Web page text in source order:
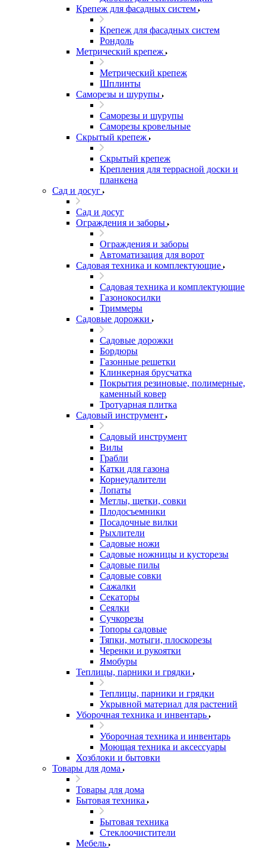
Крепеж для фасадных систем
Крепеж для фасадных систем
Рондоль
Метрический крепеж
Метрический крепеж
Шплинты
Саморезы и шурупы
Саморезы и шурупы
Саморезы кровельные
Скрытый крепеж
Скрытый крепеж
Крепления для террасной доски и
планкена
Сад и досуг
Сад и досуг
Ограждения и заборы
Ограждения и заборы
Автоматизация для ворот
Садовая техника и комплектующие
Садовая техника и комплектующие
Газонокосилки
Триммеры
Садовые дорожки
Садовые дорожки
Бордюры
Газонные решетки
Клинкерная брусчатка
Покрытия резиновые, полимерные,
каменный ковер
Тротуарная плитка
Садовый инструмент
Садовый инструмент
Вилы
Грабли
Катки для газона
Корнеудалители
Лопаты
Метлы, щетки, совки
Плодосъемники
Посадочные вилки
Рыхлители
Садовые ножи
Садовые ножницы и кусторезы
Садовые пилы
Садовые совки
Сажалки
Секаторы
Сеялки
Сучкорезы
Топоры садовые
Тяпки, мотыги, плоскорезы
Черенки и рукоятки
Ямобуры
Теплицы, парники и грядки
Теплицы, парники и грядки
Укрывной материал для растений
Уборочная техника и инвентарь
Уборочная техника и инвентарь
Моющая техника и аксессуары
Хозблоки и бытовки
Товары для дома
Товары для дома
Бытовая техника
Бытовая техника
Стеклоочистители
Мебель